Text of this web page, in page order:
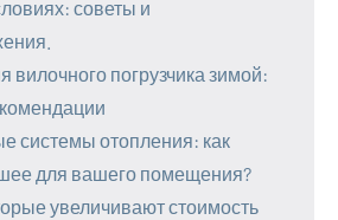
советы и
вилочного погрузчика зимой:
системы отопления: как
для вашего помещения?
увеличивают стоимость